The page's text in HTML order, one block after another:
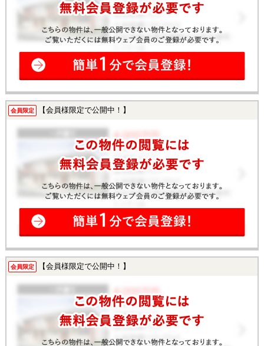
会員限定 【会員様限定で公開中！】
会員限定 【会員様限定で公開中！】